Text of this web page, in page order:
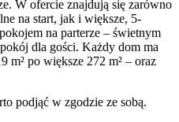
W ofercie znajdują się zarówno
na start, jak i większe, 5-
na parterze – świetnym
dla gości. Każdy dom ma
m² po większe 272 m² – oraz
podjąć w zgodzie ze sobą.